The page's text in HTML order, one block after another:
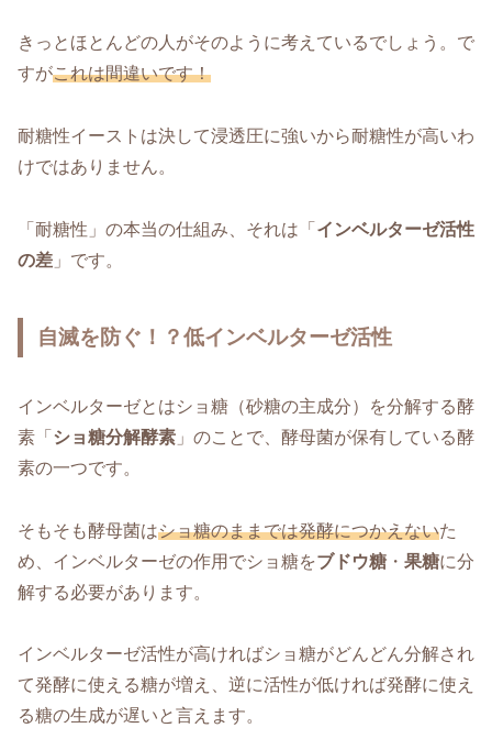
きっとほとんどの人がそのように考えているでしょう。で
すがこれは間違いです！
耐糖性イーストは決して浸透圧に強いから耐糖性が高いわ
けではありません。
「耐糖性」の本当の仕組み、それは「 インベルターゼ活性
の差 」です。
自滅を防ぐ！？低インベルターゼ活性
インベルターゼとはショ糖（砂糖の主成分）を分解する酵
素「 ショ糖分解酵素 」のことで、酵母菌が保有している酵
素の一つです。
そもそも酵母菌はショ糖のままでは発酵につかえないた
め、インベルターゼの作用でショ糖をブドウ糖 ・ 果糖に分
解する必要があります。
インベルターゼ活性が高ければショ糖がどんどん分解され
て発酵に使える糖が増え、逆に活性が低ければ発酵に使え
る糖の生成が遅いと言えます。